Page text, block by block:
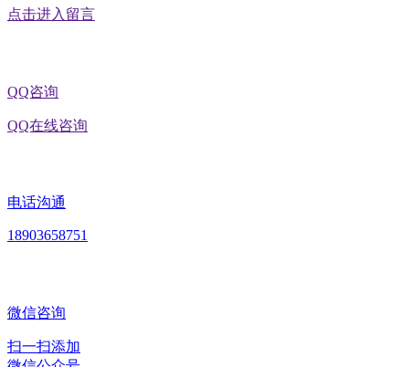
点击进入留言
QQ咨询
QQ在线咨询
电话沟通
18903658751
微信咨询
扫一扫添加